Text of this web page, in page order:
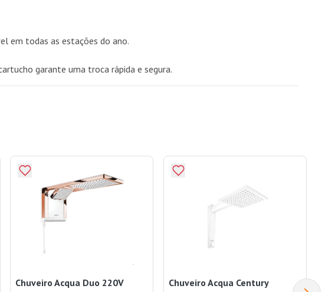
em todas as estações do ano.
garante uma troca rápida e segura.
Chuveiro Acqua Duo 220V
Chuveiro Acqua Century